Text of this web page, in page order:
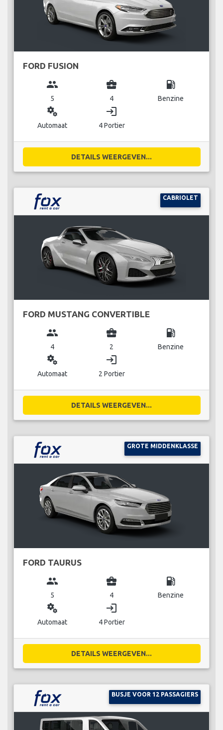
FORD FUSION
group
5
business_center
4
local_gas_station
Benzine
miscellaneous_services
Automaat
login
4 Portier
DETAILS WEERGEVEN...
CABRIOLET
FORD MUSTANG CONVERTIBLE
group
4
business_center
2
local_gas_station
Benzine
miscellaneous_services
Automaat
login
2 Portier
DETAILS WEERGEVEN...
GROTE MIDDENKLASSE
FORD TAURUS
group
5
business_center
4
local_gas_station
Benzine
miscellaneous_services
Automaat
login
4 Portier
DETAILS WEERGEVEN...
BUSJE VOOR 12 PASSAGIERS